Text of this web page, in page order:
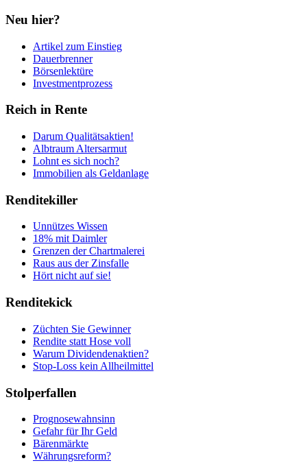
Neu hier?
Artikel zum Einstieg
Dauerbrenner
Börsenlektüre
Investmentprozess
Reich in Rente
Darum Qualitätsaktien!
Albtraum Altersarmut
Lohnt es sich noch?
Immobilien als Geldanlage
Renditekiller
Unnützes Wissen
18% mit Daimler
Grenzen der Chartmalerei
Raus aus der Zinsfalle
Hört nicht auf sie!
Renditekick
Züchten Sie Gewinner
Rendite statt Hose voll
Warum Dividendenaktien?
Stop-Loss kein Allheilmittel
Stolperfallen
Prognosewahnsinn
Gefahr für Ihr Geld
Bärenmärkte
Währungsreform?